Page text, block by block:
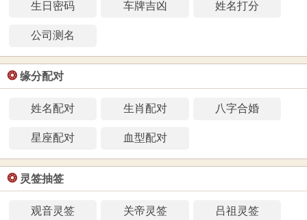
生日密码 车牌吉凶 姓名打分
公司测名
❂ 缘分配对
姓名配对 生肖配对 八字合婚
星座配对 血型配对
❂ 灵签抽签
观音灵签 关帝灵签 吕祖灵签